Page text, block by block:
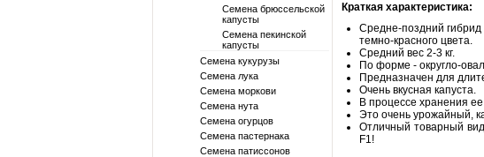
Семена брюссельской
капусты
Семена пекинской
капусты
Семена кукурузы
Семена лука
Семена моркови
Семена нута
Семена огурцов
Семена пастернака
Семена патиссонов
Краткая характеристика:
Средне-поздний гибрид
темно-красного цвета.
Средний вес 2-3 кг.
По форме - округло-
Предназначен для
Очень вкусная капуста.
В процессе хранения
Это очень урожайный,
Отличный товарный
F1!